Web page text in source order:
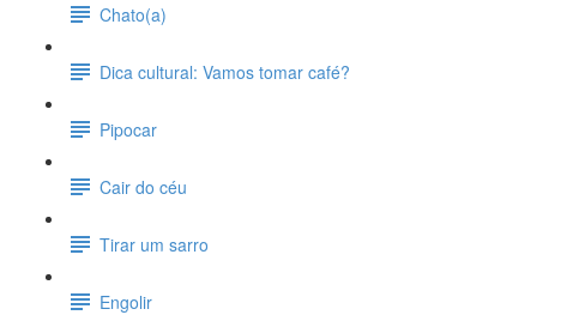
Chato(a)
Dica cultural: Vamos tomar café?
Pipocar
Cair do céu
Tirar um sarro
Engolir